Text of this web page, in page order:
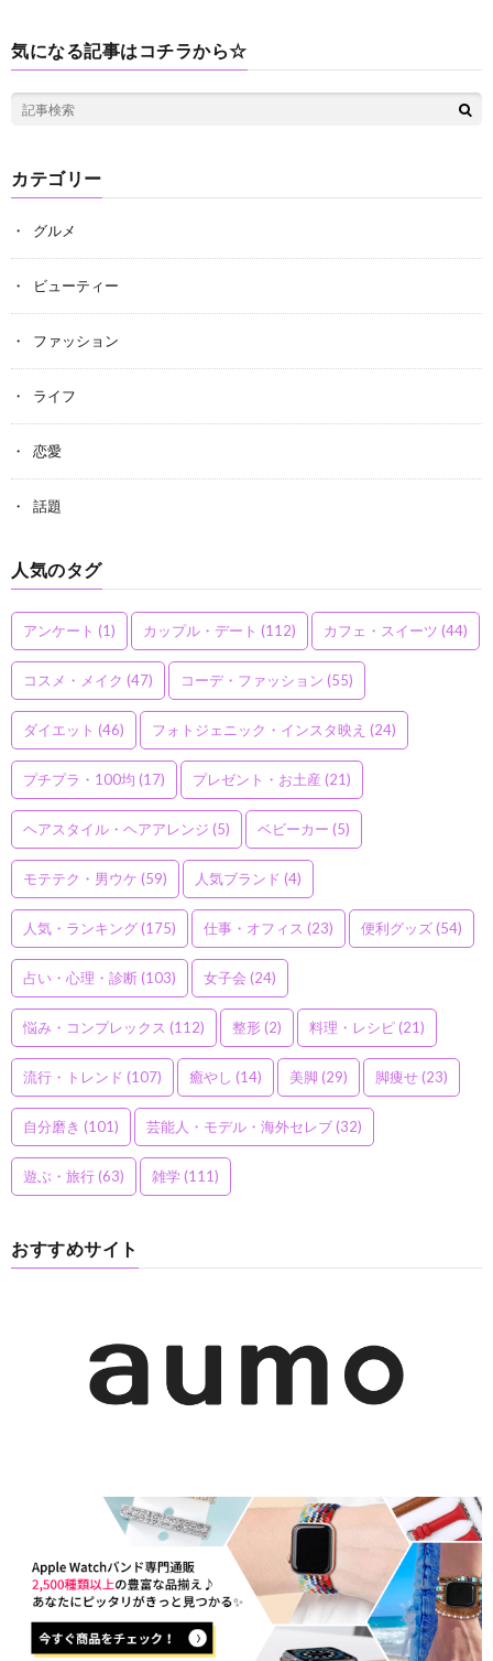
気になる記事はコチラから☆
カテゴリー
グルメ
ビューティー
ファッション
ライフ
恋愛
話題
人気のタグ
アンケート (1) カップル・デート (112) カフェ・スイーツ (44)
コスメ・メイク (47) コーデ・ファッション (55)
ダイエット (46) フォトジェニック・インスタ映え (24)
プチプラ・100均 (17) プレゼント・お土産 (21)
ヘアスタイル・ヘアアレンジ (5) ベビーカー (5)
モテテク・男ウケ (59) 人気ブランド (4)
人気・ランキング(175) 仕事・オフィス (23) 便利グッズ(54)
占い・心理・診断(103) 女子会 (24)
悩み・コンプレックス (112) 整形(2) 料理・レシピ(21)
流行・トレンド (107) 癒やし (14) 美脚 (29) 脚痩せ(23)
自分磨き (101) 芸能人・モデル・海外セレブ(32)
遊ぶ・旅行(63) 雑学(111)
おすすめサイト